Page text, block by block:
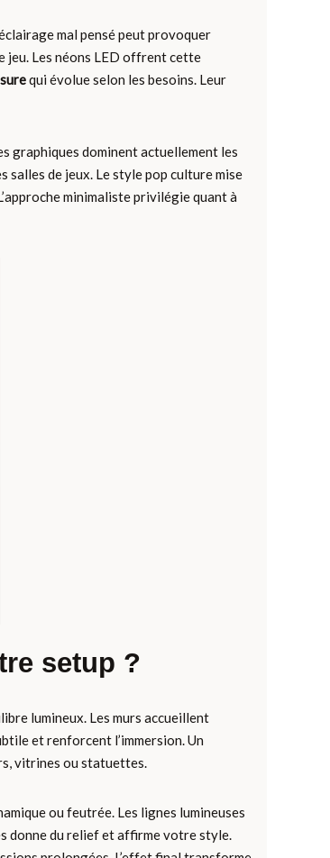
mal pensé peut provoquer
jeu. Les néons LED offrent cette
qui évolue selon les besoins. Leur
graphiques dominent actuellement les
salles de jeux. Le style pop culture mise
minimaliste privilégie quant à
setup ?
lumineux. Les murs accueillent
et renforcent l’immersion. Un
vitrines ou statuettes.
ou feutrée. Les lignes lumineuses
donne du relief et affirme votre style.